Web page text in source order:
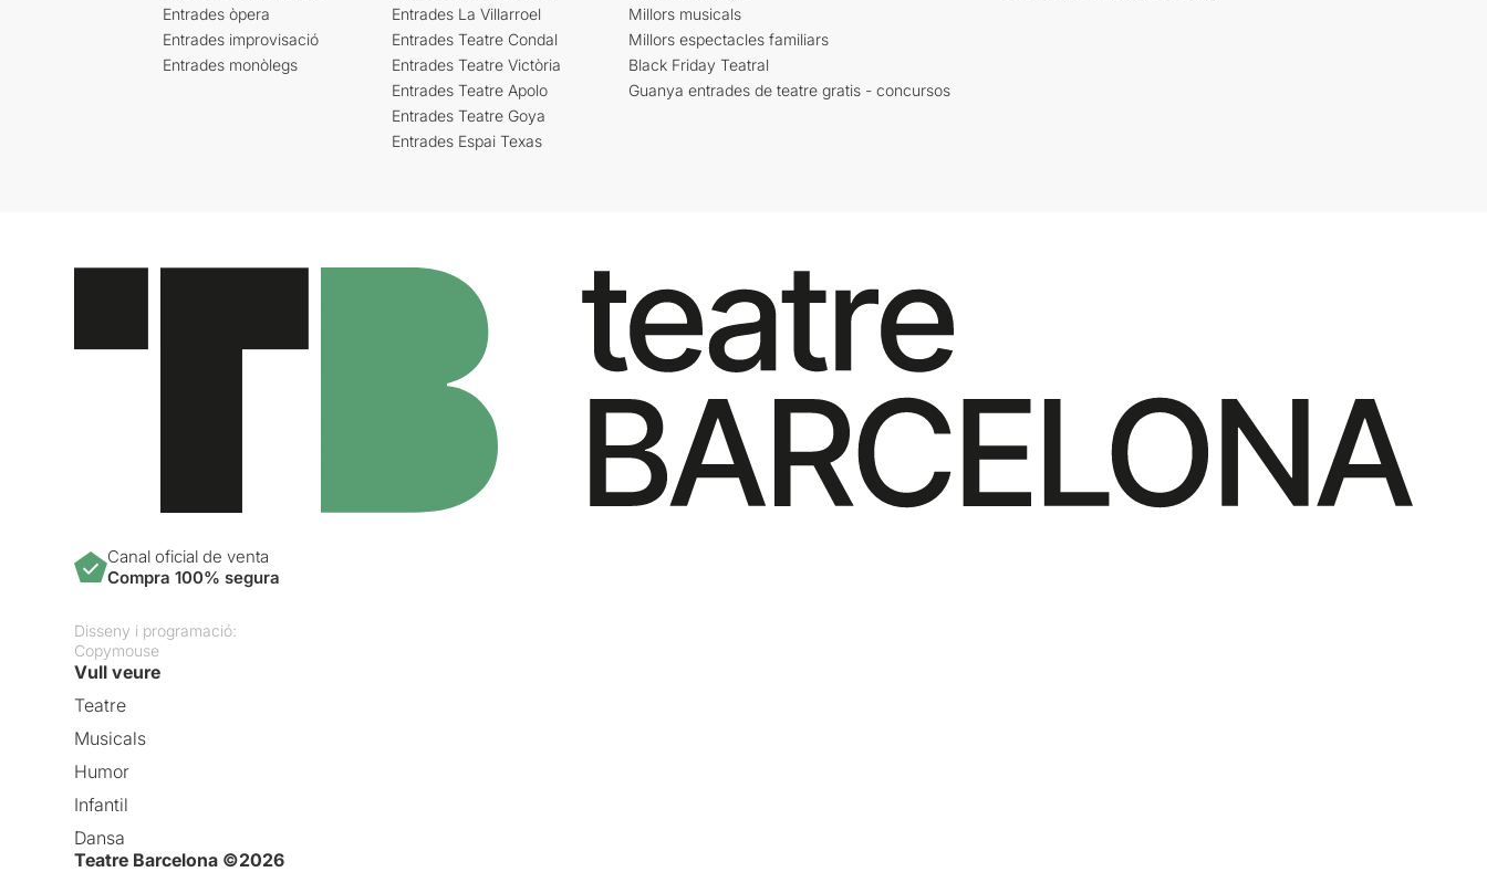
Entrades òpera
Entrades improvisació
Entrades monòlegs
Entrades La Villarroel
Entrades Teatre Condal
Entrades Teatre Victòria
Entrades Teatre Apolo
Entrades Teatre Goya
Entrades Espai Texas
Millors musicals
Millors espectacles familiars
Black Friday Teatral
Guanya entrades de teatre gratis - concursos
Canal oficial de venta
Compra 100% segura
Disseny i programació:
Copymouse
Vull veure
Teatre
Musicals
Humor
Infantil
Dansa
Teatre Barcelona ©2026